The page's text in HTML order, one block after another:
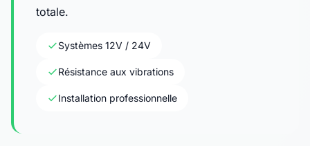
totale.
Systèmes 12V / 24V
Résistance aux vibrations
Installation professionnelle